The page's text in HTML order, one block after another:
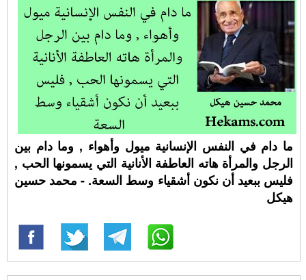
ما دام في النفس الإنسانية ميول وأهواء , وما دام بين
الرجل والمرأة هاته العاطفة الأنانية التي يسمونها الحب ,
فليس ببعيد أن نكون أشقياء وسط السعة. - محمد حسين
هيكل